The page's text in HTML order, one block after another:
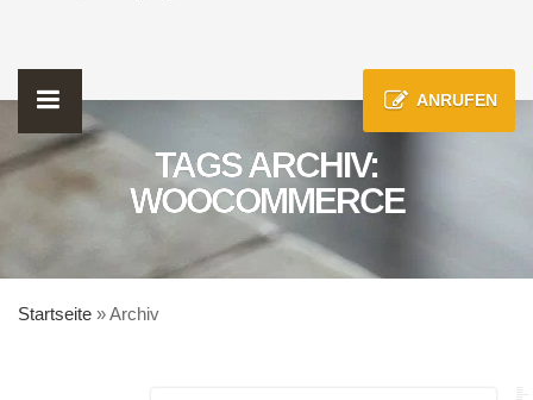
ANRUFEN
TAGS ARCHIV:
WOOCOMMERCE
Startseite »Archiv